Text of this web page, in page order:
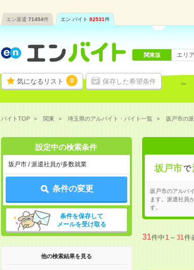
エン派遣 71454件 エン バイト 82531件
気になるリスト 0 保存した希望条件
関東版 エリ
バイトTOP 関東 埼玉県のアルバイト・バイト一覧 坂戸市の
設定中の検索条件
坂戸市 / 派遣社員が多数就業
条件の変更
条件を保存して
メールを受け取る
他の検索結果を見る
坂戸市で
坂戸市のアルバ
ます。派遣社員
す。
31件中1～31件